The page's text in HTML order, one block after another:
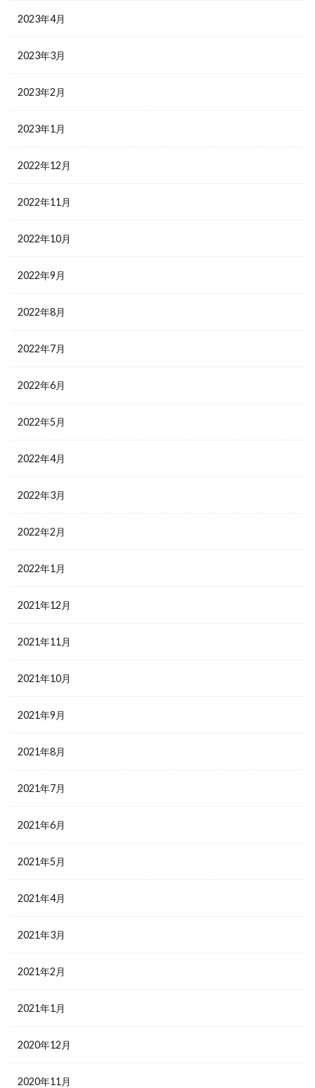
2023年4月
2023年3月
2023年2月
2023年1月
2022年12月
2022年11月
2022年10月
2022年9月
2022年8月
2022年7月
2022年6月
2022年5月
2022年4月
2022年3月
2022年2月
2022年1月
2021年12月
2021年11月
2021年10月
2021年9月
2021年8月
2021年7月
2021年6月
2021年5月
2021年4月
2021年3月
2021年2月
2021年1月
2020年12月
2020年11月